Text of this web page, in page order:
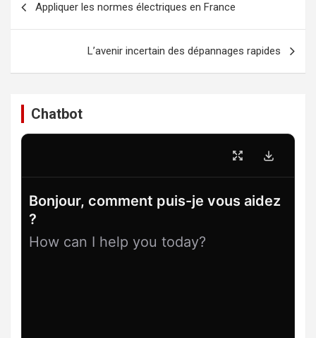
Appliquer les normes électriques en France
L’avenir incertain des dépannages rapides
Chatbot
Bonjour, comment puis-je vous aidez
?
How can I help you today?